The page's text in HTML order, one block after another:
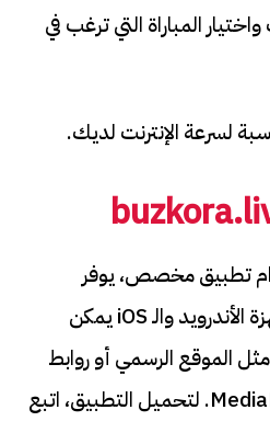
المباراة التي ترغب في
لسرعة الإنترنت لديك.
تطبيق مخصص، يوفر
buzkora.live تطبيقًا لأجهزة الأندرويد والـ iOS يمكن
الموقع الرسمي أو روابط
مباشرة عبر مواقع مثل MediaFire. لتحميل التطبيق، اتبع